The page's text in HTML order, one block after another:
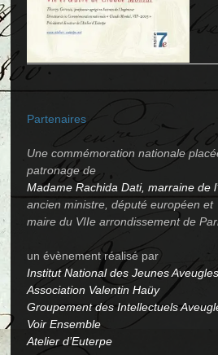
Partenaires
Une commémoration nationale
patronage de
Madame Rachida Dati, marraine de
ancien ministre, député européen et
maire du VIIe arrondissement de
un évènement réalisé par
Institut National des Jeunes Aveugles
Association Valentin Haüy
Groupement des Intellectuels
Voir Ensemble
Atelier d’Euterpe